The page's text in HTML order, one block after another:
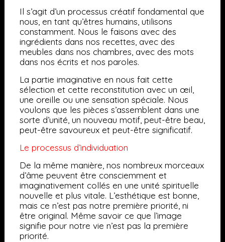
Il s’agit d’un processus créatif fondamental que
nous, en tant qu’êtres humains, utilisons
constamment. Nous le faisons avec des
ingrédients dans nos recettes, avec des
meubles dans nos chambres, avec des mots
dans nos écrits et nos paroles.
La partie imaginative en nous fait cette
sélection et cette reconstitution avec un œil,
une oreille ou une sensation spéciale. Nous
voulons que les pièces s’assemblent dans une
sorte d’unité, un nouveau motif, peut-être beau,
peut-être savoureux et peut-être significatif.
Le processus d’individuation
De la même manière, nos nombreux morceaux
d’âme peuvent être consciemment et
imaginativement collés en une unité spirituelle
nouvelle et plus vitale. L’esthétique est bonne,
mais ce n’est pas notre première priorité, ni
être original. Même savoir ce que l’image
signifie pour notre vie n’est pas la première
priorité.